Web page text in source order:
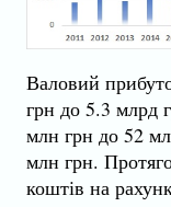
Валовий
грн до 5.3 млрд
млн грн до 52
млн грн.
коштів на